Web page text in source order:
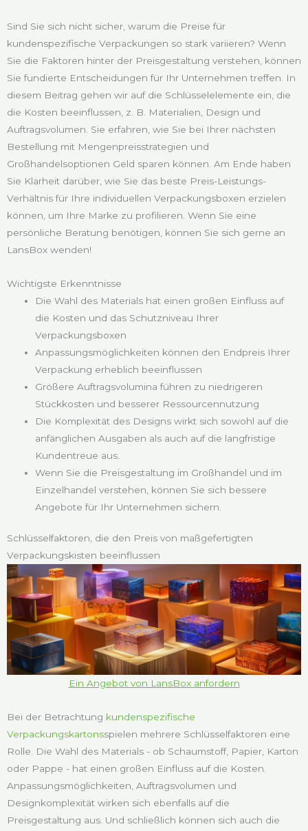
Sind Sie sich nicht sicher, warum die Preise für
kundenspezifische Verpackungen so stark variieren? Wenn
Sie die Faktoren hinter der Preisgestaltung verstehen, können
Sie fundierte Entscheidungen für Ihr Unternehmen treffen. In
diesem Beitrag gehen wir auf die Schlüsselelemente ein, die
die Kosten beeinflussen, z. B. Materialien, Design und
Auftragsvolumen. Sie erfahren, wie Sie bei Ihrer nächsten
Bestellung mit Mengenpreisstrategien und
Großhandelsoptionen Geld sparen können. Am Ende haben
Sie Klarheit darüber, wie Sie das beste Preis-Leistungs-
Verhältnis für Ihre individuellen Verpackungsboxen erzielen
können, um Ihre Marke zu profilieren. Wenn Sie eine
persönliche Beratung benötigen, können Sie sich gerne an
LansBox wenden!
Wichtigste Erkenntnisse
Die Wahl des Materials hat einen großen Einfluss auf
die Kosten und das Schutzniveau Ihrer
Verpackungsboxen
Anpassungsmöglichkeiten können den Endpreis Ihrer
Verpackung erheblich beeinflussen
Größere Auftragsvolumina führen zu niedrigeren
Stückkosten und besserer Ressourcennutzung
Die Komplexität des Designs wirkt sich sowohl auf die
anfänglichen Ausgaben als auch auf die langfristige
Kundentreue aus.
Wenn Sie die Preisgestaltung im Großhandel und im
Einzelhandel verstehen, können Sie sich bessere
Angebote für Ihr Unternehmen sichern.
Schlüsselfaktoren, die den Preis von maßgefertigten
Verpackungskisten beeinflussen
Ein Angebot von LansBox anfordern
Bei der Betrachtung kundenspezifische
Verpackungskartonsspielen mehrere Schlüsselfaktoren eine
Rolle. Die Wahl des Materials - ob Schaumstoff, Papier, Karton
oder Pappe - hat einen großen Einfluss auf die Kosten.
Anpassungsmöglichkeiten, Auftragsvolumen und
Designkomplexität wirken sich ebenfalls auf die
Preisgestaltung aus. Und schließlich können sich auch die